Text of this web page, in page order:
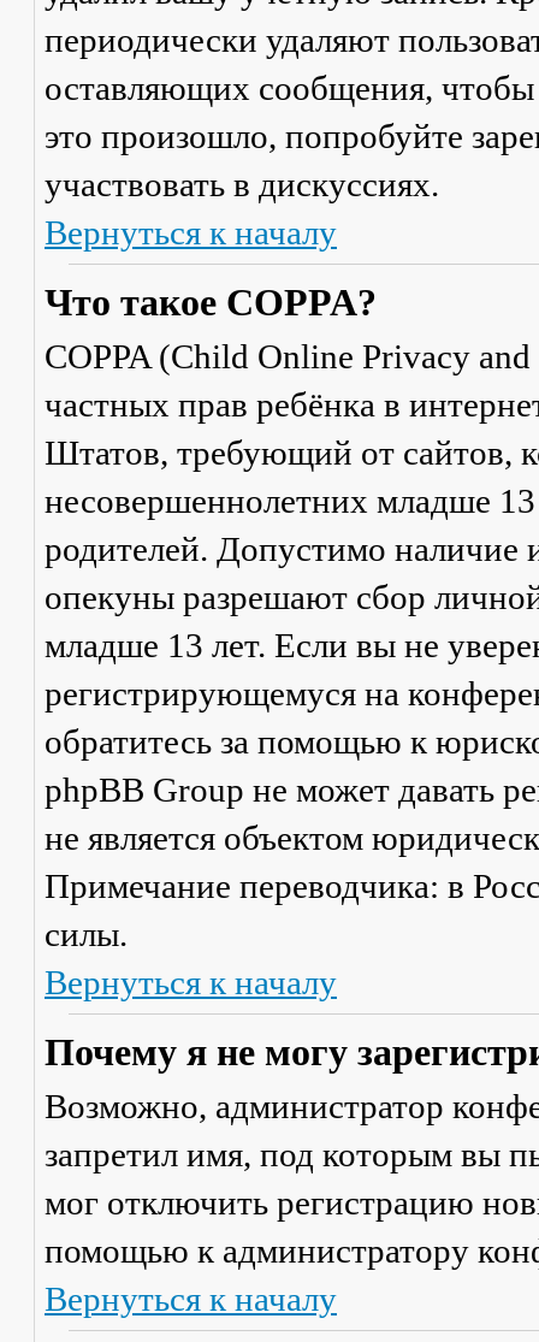
периодически удаляют
оставляющих сообщения,
это произошло, попробуйте
участвовать в дискуссиях.
Вернуться к началу
Что такое COPPA?
COPPA (Child Online Privacy
частных прав ребёнка в
Штатов, требующий от сайтов,
несовершеннолетних младше 13
родителей. Допустимо наличие
опекуны разрешают сбор
младше 13 лет. Если вы не
регистрирующемуся на
обратитесь за помощью к
phpBB Group не может давать
не является объектом
Примечание переводчика: в
силы.
Вернуться к началу
Почему я не могу
Возможно, администратор
запретил имя, под которым вы
мог отключить регистрацию
помощью к администратору
Вернуться к началу